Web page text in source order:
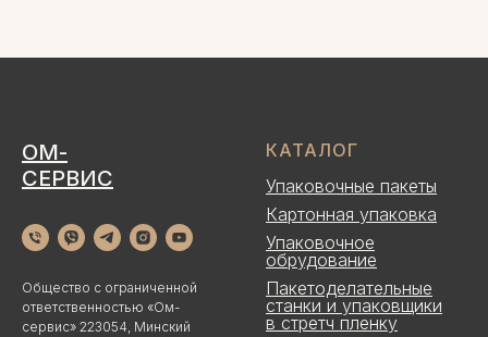
ОМ-
СЕРВИС
Общество с ограниченной
ответственностью «Ом-
сервис» 223054, Минский
КАТАЛОГ
Упаковочные пакеты
Картонная упаковка
Упаковочное
обрудование
Пакетоделательные
станки и упаковщики
в стретч пленку